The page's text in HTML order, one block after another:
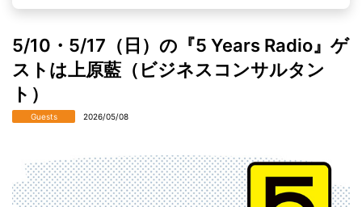
5/10・5/17（日）の『5 Years Radio』ゲ
ストは上原藍（ビジネスコンサルタン
ト）
Guests 2026/05/08